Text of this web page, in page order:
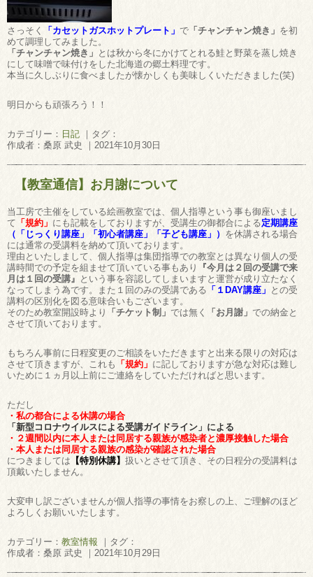
さっそく 「カセットガスホットプレート」 で 「チャンチャン焼き」 を初
めて調理してみました。
「チャンチャン焼き」 とは秋から冬にかけてとれる鮭と野菜を蒸し焼き
にして味噌で味付けをした北海道の郷土料理です。
本当に久しぶりに食べましたが懐かしくも美味しくいただきました(笑)
明日からも頑張ろう！！
カテゴリー： 日記 ｜タグ：
作成者：桑原 武史 ｜2021年10月30日
【教室通信】お月謝について
当工房で主催をしている絵画教室では、個人指導という事も御座いまし
て 「規約」 にも記載をしておりますが、受講生の御都合による定期講座
（「じっくり講座」「初心者講座」「子ども講座」） を休講される場合
には通常の受講料を納めて頂いております。
理由といたしまして、個人指導は集団指導での教室とは異なり個人の受
講時間での予定を組ませて頂いている事もあり
『今月は２回の受講で来
月は１回の受講』 という事を容認してしまいますと運営が成り立たなく
なってしまう為です。また１回のみの受講である 「１DAY講座」 との受
講料の区別化を図る意味合いもございます。
そのため教室開設時より
「チケット制」 では無く 「お月謝」 での納金と
させて頂いております。
もちろん事前に日程変更のご相談をいただきますと出来る限りの対応は
させて頂きますが、これも 「規約」 に記しておりますが急な対応は難し
いために１ヵ月以上前にご連絡をしていただければと思います。
ただし
・私の都合による休講の場合
「新型コロナウイルスによる受講ガイドライン」による
・２週間以内に本人または同居する親族が感染者と濃厚接触した場合
・本人または同居する親族の感染が確認された場合
につきましては 【特別休講】 扱いとさせて頂き、その日程分の受講料は
頂戴いたしません。
大変申し訳ございませんが個人指導の事情をお察しの上、ご理解のほど
よろしくお願いいたします。
カテゴリー： 教室情報 ｜タグ：
作成者：桑原 武史 ｜2021年10月29日